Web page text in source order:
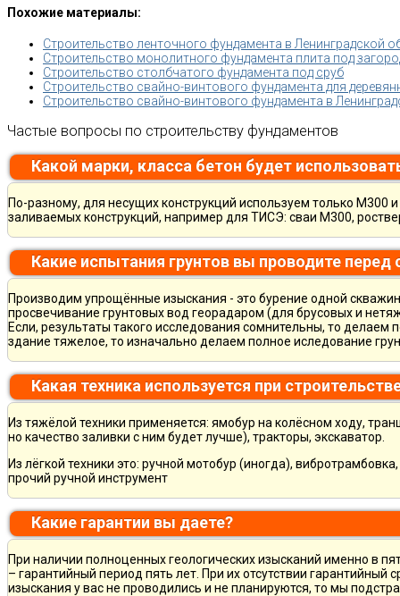
Похожие материалы:
Строительство ленточного фундамента в Ленинградской
Строительство монолитного фундамента плита под
Строительство столбчатого фундамента под сруб
Строительство свайно-винтового фундамента для
Строительство свайно-винтового фундамента в
Частые вопросы по строительству фундаментов
Какой марки, класса бетон будет
По-разному, для несущих конструкций используем только М300
заливаемых конструкций, например для ТИСЭ: сваи М300,
Какие испытания грунтов вы проводите перед
Производим упрощённые изыскания - это бурение одной
просвечивание грунтовых вод георадаром (для брусовых и
Если, результаты такого исследования сомнительны, то
здание тяжелое, то изначально делаем полное иследование
Какая техника используется при
Из тяжёлой техники применяется: ямобур на колёсном ходу,
но качество заливки с ним будет лучше), тракторы, экскаватор.
Из лёгкой техники это: ручной мотобур (иногда),
прочий ручной инструмент
Какие гарантии вы даете?
При наличии полноценных геологических изысканий именно в
– гарантийный период пять лет. При их отсутствии гарантийный
изыскания у вас не проводились и не планируются, то мы